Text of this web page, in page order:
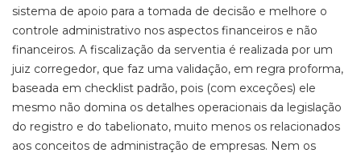
sistema de apoio para a tomada de decisão e melhore o
controle administrativo nos aspectos financeiros e não
financeiros. A fiscalização da serventia é realizada por um
juiz corregedor, que faz uma validação, em regra proforma,
baseada em checklist padrão, pois (com exceções) ele
mesmo não domina os detalhes operacionais da legislação
do registro e do tabelionato, muito menos os relacionados
aos conceitos de administração de empresas. Nem os